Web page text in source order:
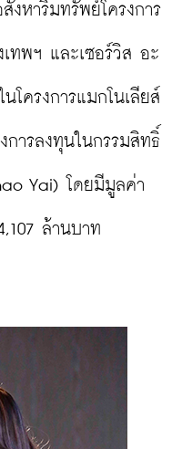
งหาริมทรัพย์โครงการ
เทพฯ และเซอร์วิส อะ
โครงการแมกโนเลียส์
การลงทุนในกรรมสิทธิ์
Yai) โดยมีมูลค่า
ล้านบาท